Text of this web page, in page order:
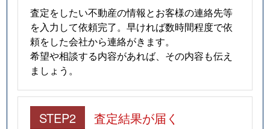
査定をしたい不動産の情報とお客様の連絡先等
を入力して依頼完了。早ければ数時間程度で依
頼をした会社から連絡がきます。
希望や相談する内容があれば、その内容も伝え
ましょう。
STEP2 査定結果が届く